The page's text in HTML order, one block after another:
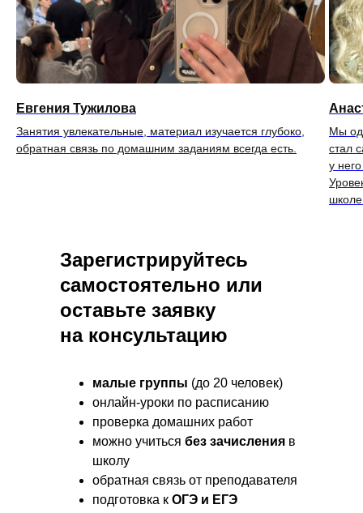
Евгения Тужилова
Занятия увлекательные, материал изучается глубоко,
обратная связь по домашним заданиям всегда есть.
Мы
стал
у
Зарегистрируйтесь
самостоятельно или
оставьте заявку
на консультацию
малые группы (до 20 человек)
онлайн-уроки по расписанию
проверка домашних работ
можно учиться без зачисления в
школу
обратная связь от преподавателя
подготовка к ОГЭ и ЕГЭ